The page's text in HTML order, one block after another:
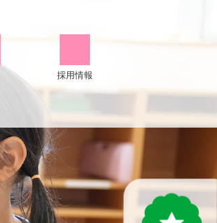
採用情報